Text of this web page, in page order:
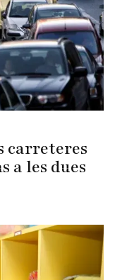
carreteres
a les dues